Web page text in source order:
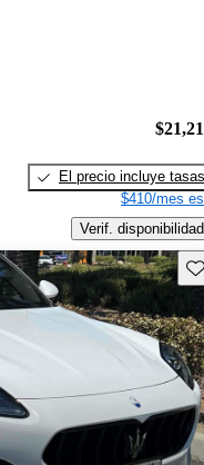
El precio incluye tasas
$410/mes
Verif. disponibilidad